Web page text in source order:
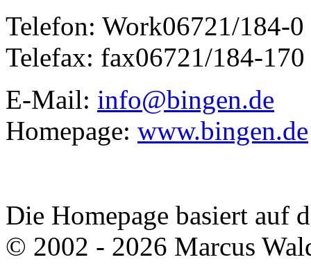
Telefon: Work06721/184-0
Telefax: fax06721/184-170
E-Mail: info@bingen.de
Homepage: www.bingen.de
Die Homepage basiert auf
© 2002 - 2026 Marcus